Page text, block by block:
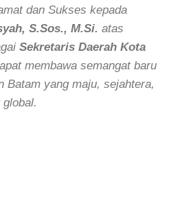
dan Sukses kepada
S.Sos., M.Si. atas
Sekretaris Daerah Kota
membawa semangat baru
Batam yang maju, sejahtera,